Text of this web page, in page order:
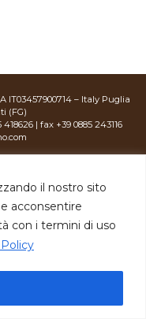
il nostro sito
acconsentire
con i termini di uso
IT03457900714 – Italy Puglia
(FG)
| fax +39 0885 243116